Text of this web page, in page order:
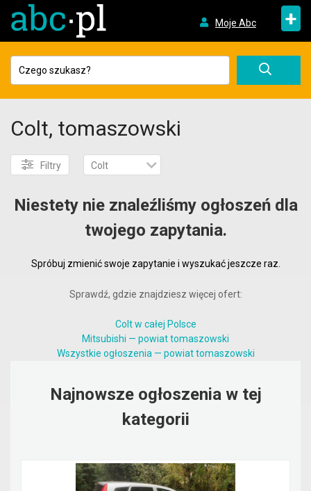
Moje Abc +
Colt, tomaszowski
Filtry Colt
Niestety nie znaleźliśmy ogłoszeń dla
twojego zapytania.
Spróbuj zmienić swoje zapytanie i wyszukać jeszcze raz.
Sprawdź, gdzie znajdziesz więcej ofert:
Colt w całej Polsce
Mitsubishi — powiat tomaszowski
Wszystkie ogłoszenia — powiat tomaszowski
Najnowsze ogłoszenia w tej
kategorii